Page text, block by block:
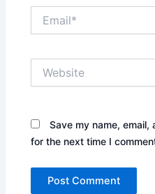
Save my name,
for the next time I